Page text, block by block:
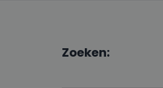
Zoeken: